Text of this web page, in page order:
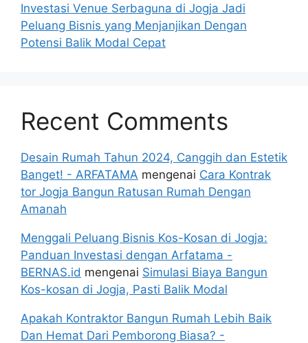
Investasi Venue Serbaguna di Jogja Jadi
Peluang Bisnis yang Menjanjikan Dengan
Potensi Balik Modal Cepat
Recent Comments
Desain Rumah Tahun 2024, Canggih dan Estetik
Banget! - ARFATAMA mengenai Cara Kontrak
tor Jogja Bangun Ratusan Rumah Dengan
Amanah
Menggali Peluang Bisnis Kos-Kosan di Jogja:
Panduan Investasi dengan Arfatama -
BERNAS.id mengenai Simulasi Biaya Bangun
Kos-kosan di Jogja, Pasti Balik Modal
Apakah Kontraktor Bangun Rumah Lebih Baik
Dan Hemat Dari Pemborong Biasa? -